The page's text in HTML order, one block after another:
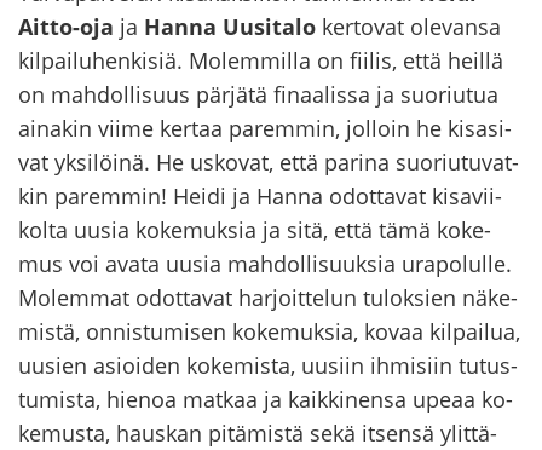
Aitto-​oja ja Hanna Uusi­ta­lo ker­to­vat ole­van­sa
kil­pai­lu­hen­ki­siä. Mo­lem­mil­la on fii­lis, että heil­lä
on mah­dol­li­suus pär­jä­tä fi­naa­lis­sa ja suo­riu­tua
ai­na­kin viime ker­taa pa­rem­min, jol­loin he ki­sa­si­
vat yk­si­löi­nä. He us­ko­vat, että pa­ri­na suo­riu­tu­vat­
kin pa­rem­min! Heidi ja Hanna odot­ta­vat ki­sa­vii­
kol­ta uusia ko­ke­muk­sia ja sitä, että tämä ko­ke­
mus voi avata uusia mah­dol­li­suuk­sia ura­po­lul­le.
Mo­lem­mat odot­ta­vat har­joit­te­lun tu­lok­sien nä­ke­
mis­tä, on­nis­tu­mi­sen ko­ke­muk­sia, kovaa kil­pai­lua,
uusien asioi­den ko­ke­mis­ta, uusiin ih­mi­siin tu­tus­
tu­mis­ta, hie­noa mat­kaa ja kaik­ki­nen­sa upeaa ko­
ke­mus­ta, haus­kan pi­tä­mis­tä sekä it­sen­sä ylit­tä­